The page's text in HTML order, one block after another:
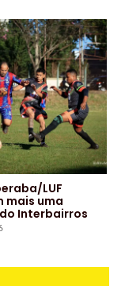
LUF
mais uma
Interbairros